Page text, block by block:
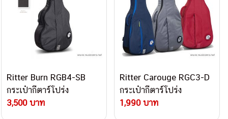
Ritter Burn RGB4-SB
กระเป๋ากีตาร์โปร่ง
3,500 บาท
Ritter Carouge RGC3-D
กระเป๋ากีตาร์โปร่ง
1,990 บาท